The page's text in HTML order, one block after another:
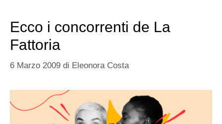
Ecco i concorrenti de La
Fattoria
6 Marzo 2009 di Eleonora Costa